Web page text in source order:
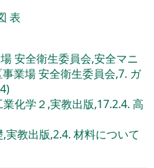
表
安全衛生委員会,安全マニ
業場 安全衛生委員会,7. ガ
化学２,実教出版,17.2.4. 高
実教出版,2.4. 材料について